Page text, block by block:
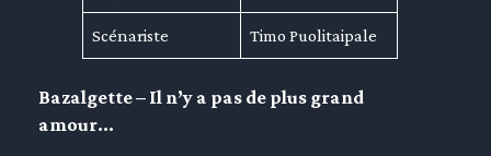
Scénariste Timo Puolitaipale
Bazalgette – Il n’y a pas de plus grand
amour…